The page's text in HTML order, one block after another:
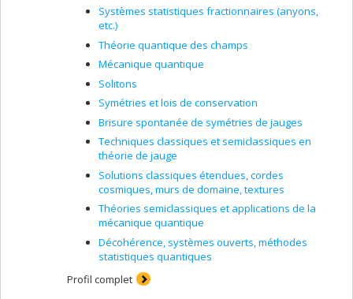
Systèmes statistiques fractionnaires (anyons,
etc.)
Théorie quantique des champs
Mécanique quantique
Solitons
Symétries et lois de conservation
Brisure spontanée de symétries de jauges
Techniques classiques et semiclassiques en
théorie de jauge
Solutions classiques étendues, cordes
cosmiques, murs de domaine, textures
Théories semiclassiques et applications de la
mécanique quantique
Décohérence, systèmes ouverts, méthodes
statistiques quantiques
Profil complet